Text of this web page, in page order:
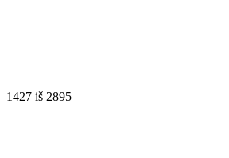
1427 iš 2895